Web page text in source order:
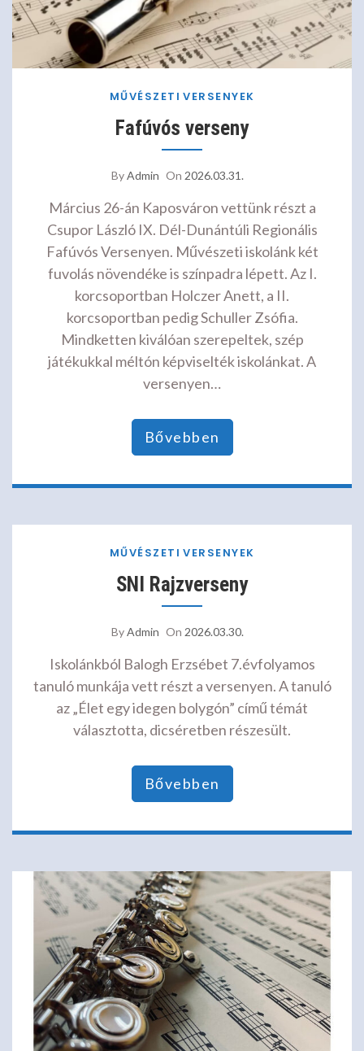
MŰVÉSZETI VERSENYEK
Fafúvós verseny
ByAdmin On 2026.03.31.
Március 26-án Kaposváron vettünk részt a
Csupor László IX. Dél-Dunántúli Regionális
Fafúvós Versenyen. Művészeti iskolánk két
fuvolás növendéke is színpadra lépett. Az I.
korcsoportban Holczer Anett, a II.
korcsoportban pedig Schuller Zsófia.
Mindketten kiválóan szerepeltek, szép
játékukkal méltón képviselték iskolánkat. A
versenyen…
Bővebben
MŰVÉSZETI VERSENYEK
SNI Rajzverseny
ByAdmin On 2026.03.30.
Iskolánkból Balogh Erzsébet 7.évfolyamos
tanuló munkája vett részt a versenyen. A tanuló
az „Élet egy idegen bolygón” című témát
választotta, dicséretben részesült.
Bővebben